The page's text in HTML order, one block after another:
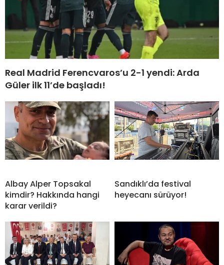
Real Madrid Ferencvaros’u 2-1 yendi: Arda
Güler ilk 11’de başladı!
Albay Alper Topsakal
kimdir? Hakkında hangi
karar verildi?
Sandıklı’da festival
heyecanı sürüyor!